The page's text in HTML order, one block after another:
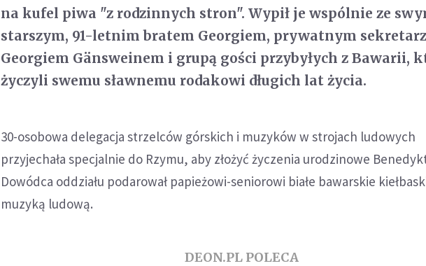
na kufel piwa "z rodzinnych stron". Wypił je wspólnie ze
starszym, 91-letnim bratem Georgiem, prywatnym
Georgiem Gänsweinem i grupą gości przybyłych z Bawarii,
życzyli swemu sławnemu rodakowi długich lat życia.
30-osobowa delegacja strzelców górskich i muzyków w strojach ludowych
przyjechała specjalnie do Rzymu, aby złożyć życzenia urodzinowe
Dowódca oddziału podarował papieżowi-seniorowi białe bawarskie
muzyką ludową.
DEON.PL POLECA